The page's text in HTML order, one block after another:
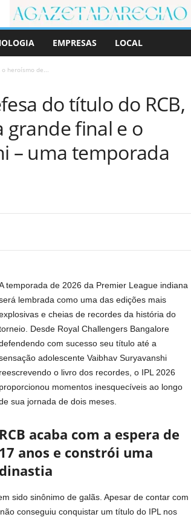
EMPRESAS LOCAL
o heroísmo de...
do título do RCB,
grande final e o
– uma temporada
temporada de 2026 da Premier League indiana
lembrada como uma das edições mais
e cheias de recordes da história do
Desde Royal Challengers Bangalore
com sucesso seu título até a
adolescente Vaibhav Suryavanshi
reescrevendo o livro dos recordes, o IPL 2026
proporcionou momentos inesquecíveis ao longo
sua jornada de dois meses.
RCB acaba com a espera de
17 anos e constrói uma
dinastia
sido sinônimo de galãs. Apesar de contar com
conseguiu conquistar um título do IPL nos